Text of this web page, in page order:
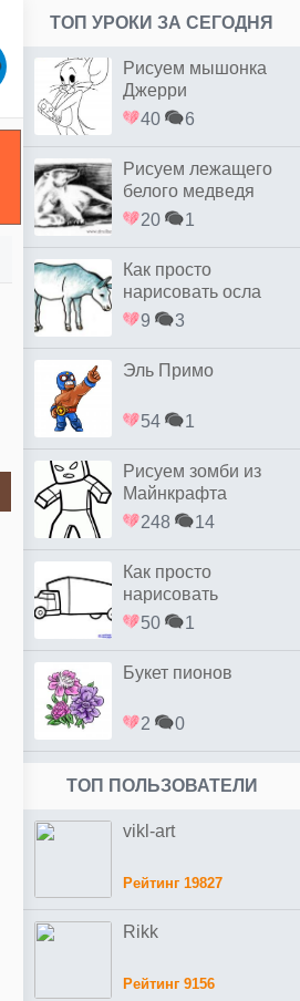
ТОП УРОКИ ЗА СЕГОДНЯ
Рисуем мышонка
Джерри
40
6
Рисуем лежащего
белого медведя
20
1
Как просто
нарисовать осла
9
3
Эль Примо
54 1
Рисуем зомби из
Майнкрафта
248
14
Как просто
нарисовать
грузовик ребенку
50 1
Букет пионов
2 0
ТОП ПОЛЬЗОВАТЕЛИ
vikl-art
Рейтинг 19827
Rikk
Рейтинг 9156